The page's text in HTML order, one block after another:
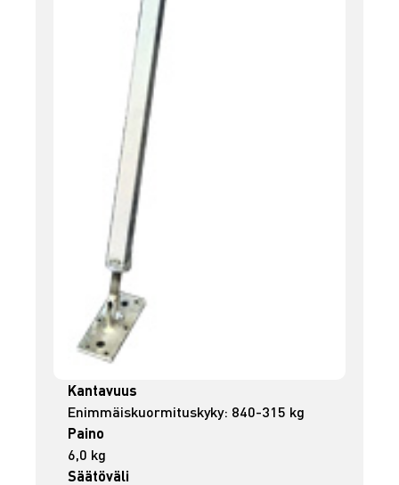
Kantavuus
Enimmäiskuormituskyky: 840-315 kg
Paino
6,0 kg
Säätöväli